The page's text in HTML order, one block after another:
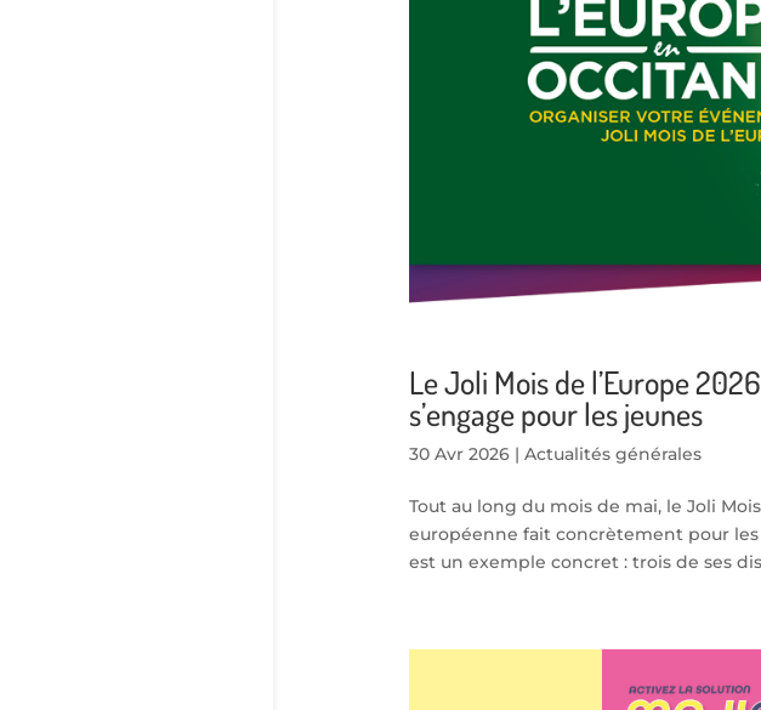
Le Joli Mois de l’Europe
s’engage pour les jeunes
30 Avr 2026| Actualités générales
Tout au long du mois de mai, le Joli
européenne fait concrètement pour les
est un exemple concret : trois de ses